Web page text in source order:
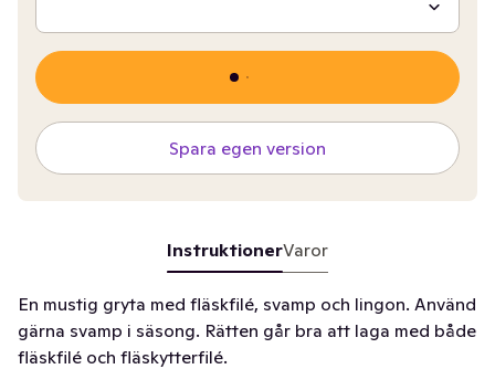
Spara egen version
InstruktionerVaror
En mustig gryta med fläskfilé, svamp och lingon. Använd
gärna svamp i säsong. Rätten går bra att laga med både
fläskfilé och fläskytterfilé.